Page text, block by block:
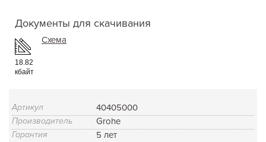
Документы для скачивания
18.82
кбайт
Схема
Артикул 40405000
Производитель Grohe
Гарантия 5 лет